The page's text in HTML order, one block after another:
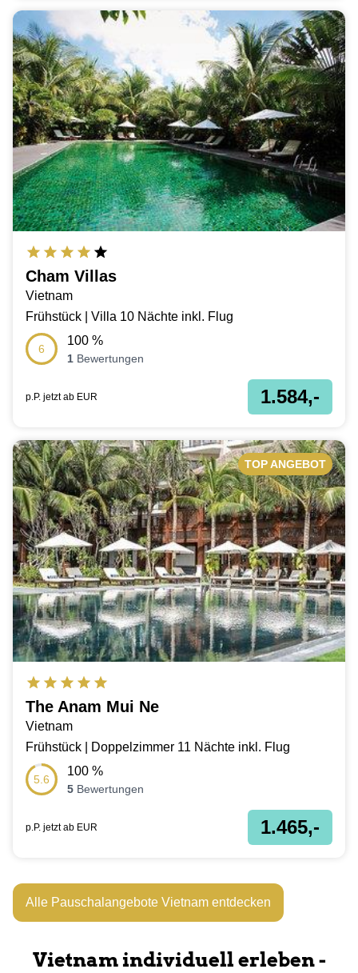
Cham Villas
Vietnam
Frühstück | Villa 10 Nächte inkl. Flug
6
100 %
1 Bewertungen
p.P. jetzt ab EUR 1.584,-
TOP ANGEBOT
The Anam Mui Ne
Vietnam
Frühstück | Doppelzimmer 11 Nächte inkl. Flug
5.6
100 %
5 Bewertungen
p.P. jetzt ab EUR 1.465,-
Alle Pauschalangebote Vietnam entdecken
Vietnam individuell erleben -